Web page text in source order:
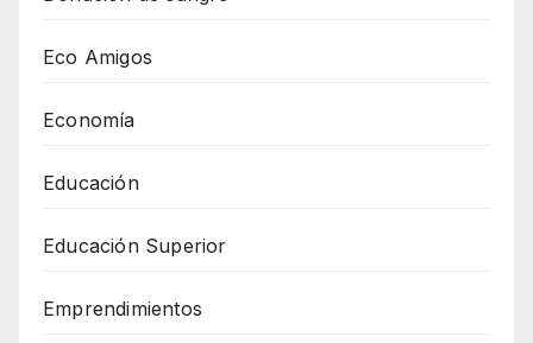
Eco Amigos
Economía
Educación
Educación Superior
Emprendimientos